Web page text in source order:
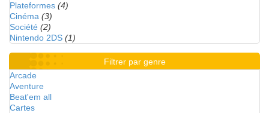
Plateformes (4)
Cinéma (3)
Société (2)
Nintendo 2DS (1)
Filtrer par genre
Arcade
Aventure
Beat'em all
Cartes